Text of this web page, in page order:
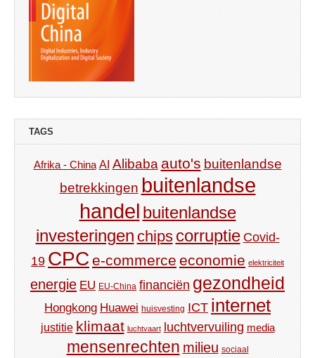
TAGS
Afrika - China AI Alibaba auto's buitenlandse
betrekkingen buitenlandse
handel buitenlandse
investeringen chips corruptie Covid-
19 CPC e-commerce economie elektriciteit
energie EU EU-China financiën gezondheid
Hongkong Huawei huisvesting ICT internet
justitie klimaat luchtvaart luchtvervuiling media
mensenrechten milieu sociaal